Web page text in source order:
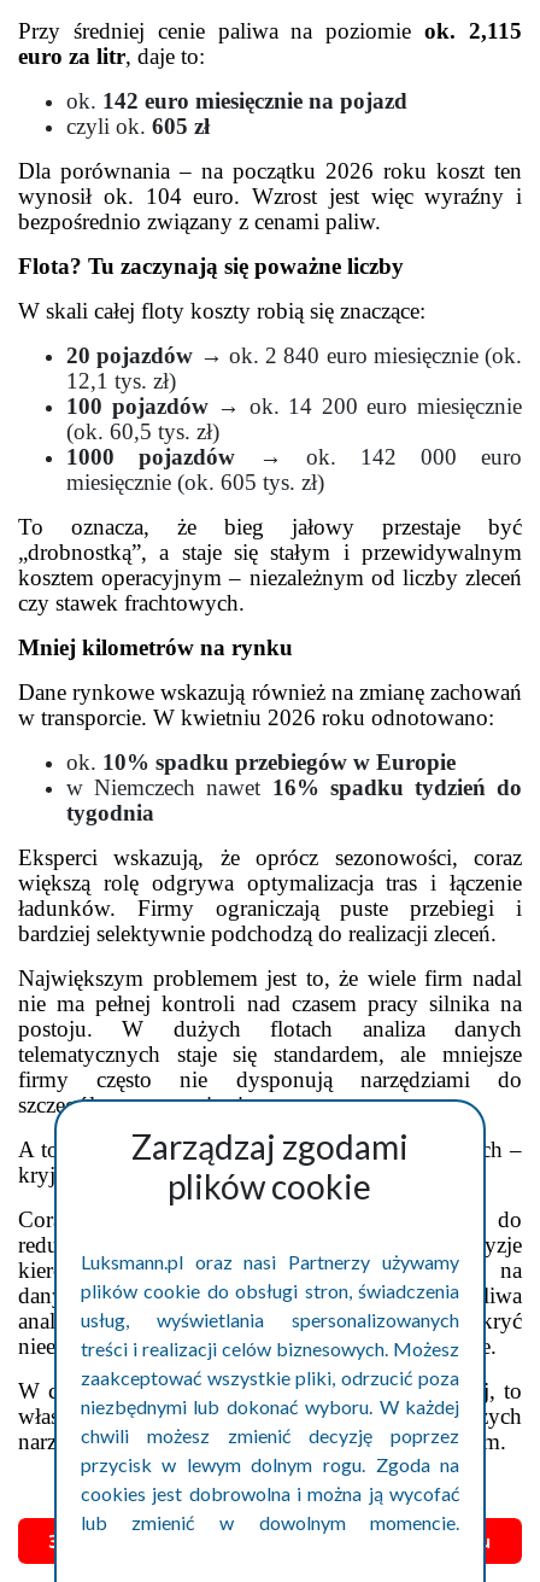
Zarządzaj zgodami
plików cookie
Luksmann.pl oraz nasi Partnerzy używamy
plików cookie do obsługi stron, świadczenia
usług, wyświetlania spersonalizowanych
treści i realizacji celów biznesowych. Możesz
zaakceptować wszystkie pliki, odrzucić poza
niezbędnymi lub dokonać wyboru. W każdej
chwili możesz zmienić decyzję poprzez
przycisk w lewym dolnym rogu. Zgoda na
cookies jest dobrowolna i można ją wycofać
lub zmienić w dowolnym momencie.
Przy średniej cenie paliwa na poziomieok. 2,115
euro za litr, daje to:
ok. 142 euro miesięcznie na pojazd
czyli ok. 605 zł
Dla porównania – na początku 2026 roku koszt ten
wynosił ok. 104 euro. Wzrost jest więc wyraźny i
bezpośrednio związany z cenami paliw.
Flota? Tu zaczynają się poważne liczby
W skali całej floty koszty robią się znaczące:
20 pojazdów → ok. 2 840 euro miesięcznie (ok.
12,1 tys. zł)
100 pojazdów→ ok. 14 200 euro miesięcznie
(ok. 60,5 tys. zł)
1000 pojazdów → ok. 142 000 euro
miesięcznie (ok. 605 tys. zł)
To oznacza, że bieg jałowy przestaje być
„drobnostką”, a staje się stałym i przewidywalnym
kosztem operacyjnym – niezależnym od liczby zleceń
czy stawek frachtowych.
Mniej kilometrów na rynku
Dane rynkowe wskazują również na zmianę zachowań
w transporcie. W kwietniu 2026 roku odnotowano:
ok. 10% spadku przebiegów w Europie
w Niemczech nawet 16% spadku tydzień do
tygodnia
Eksperci wskazują, że oprócz sezonowości, coraz
większą rolę odgrywa optymalizacja tras i łączenie
ładunków. Firmy ograniczają puste przebiegi i
bardziej selektywnie podchodzą do realizacji zleceń.
Największym problemem jest to, że wiele firm nadal
nie ma pełnej kontroli nad czasem pracy silnika na
postoju. W dużych flotach analiza danych
telematycznych staje się standardem, ale mniejsze
firmy często nie dysponują narzędziami do
szczegółowego monitoringu.
A to właśnie tam – w niekontrolowanych postojach –
kryją się realne oszczędności.
Coraz więcej operatorów podkreśla, że kluczem do
redukcji kosztów nie są pojedyncze decyzje
kierowców, ale systemowe podejście oparte na
danych: styl jazdy, czas postoju i zużycie paliwa
analizowane razem pozwalają wykryć
nieefektywności, które wcześniej były niewidoczne.
W czasach wysokich cen paliw i presji kosztowej, to
właśnie dane stają się jednym z najważniejszych
narzędzi konkurencyjnych w transporcie drogowym.